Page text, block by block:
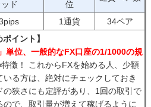
ッド
位
1通貨
34ペア
イント】
単位、一般的なFX口座の1/1000の規
徴！ これからFXを始める人、少額
る方は、絶対にチェックしておき
狭さにも定評があり、1回の取引で
で、取引量が増えて稼げるように